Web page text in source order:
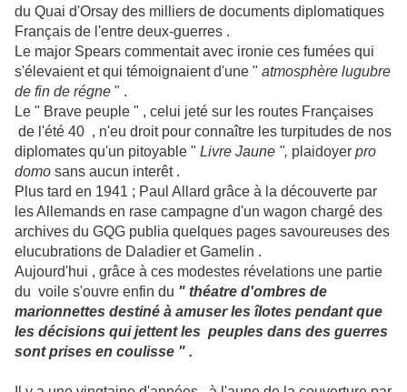
du Quai d'Orsay des milliers de documents diplomatiques
Français de l'entre deux-guerres .
Le major Spears commentait avec ironie ces fumées qui
s'élevaient et qui témoignaient d'une " atmosphère lugubre
de fin de régne " .
Le " Brave peuple " , celui jeté sur les routes Françaises
de l'été 40 , n'eu droit pour connaître les turpitudes de nos
diplomates qu'un pitoyable " Livre Jaune ", plaidoyer pro
domo sans aucun interêt .
Plus tard en 1941 ; Paul Allard grâce à la découverte par
les Allemands en rase campagne d'un wagon chargé des
archives du GQG publia quelques pages savoureuses des
elucubrations de Daladier et Gamelin .
Aujourd'hui , grâce à ces modestes révelations une partie
du voile s'ouvre enfin du " théatre d'ombres de
marionnettes destiné à amuser les îlotes pendant que
les décisions qui jettent les peuples dans des guerres
sont prises en coulisse " .